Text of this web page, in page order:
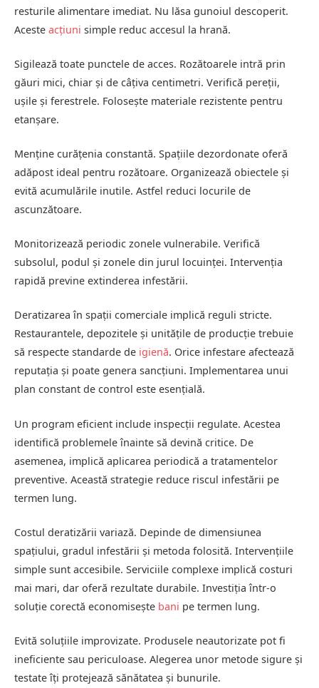
resturile alimentare imediat. Nu lăsa gunoiul descoperit.
Aceste acțiuni simple reduc accesul la hrană.
Sigilează toate punctele de acces. Rozătoarele intră prin
găuri mici, chiar și de câțiva centimetri. Verifică pereții,
ușile și ferestrele. Folosește materiale rezistente pentru
etanșare.
Menține curățenia constantă. Spațiile dezordonate oferă
adăpost ideal pentru rozătoare. Organizează obiectele și
evită acumulările inutile. Astfel reduci locurile de
ascunzătoare.
Monitorizează periodic zonele vulnerabile. Verifică
subsolul, podul și zonele din jurul locuinței. Intervenția
rapidă previne extinderea infestării.
Deratizarea în spații comerciale implică reguli stricte.
Restaurantele, depozitele și unitățile de producție trebuie
să respecte standarde de igienă. Orice infestare afectează
reputația și poate genera sancțiuni. Implementarea unui
plan constant de control este esențială.
Un program eficient include inspecții regulate. Acestea
identifică problemele înainte să devină critice. De
asemenea, implică aplicarea periodică a tratamentelor
preventive. Această strategie reduce riscul infestării pe
termen lung.
Costul deratizării variază. Depinde de dimensiunea
spațiului, gradul infestării și metoda folosită. Intervențiile
simple sunt accesibile. Serviciile complexe implică costuri
mai mari, dar oferă rezultate durabile. Investiția într-o
soluție corectă economisește bani pe termen lung.
Evită soluțiile improvizate. Produsele neautorizate pot fi
ineficiente sau periculoase. Alegerea unor metode sigure și
testate îți protejează sănătatea și bunurile.